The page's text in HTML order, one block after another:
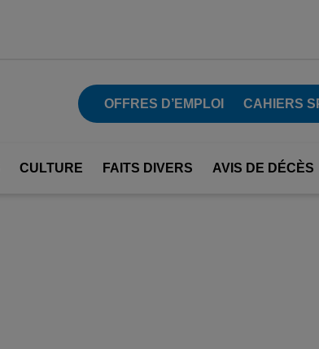
OFFRES D’EMPLOI CAHIERS
CULTURE FAITS DIVERS AVIS DE DÉCÈS